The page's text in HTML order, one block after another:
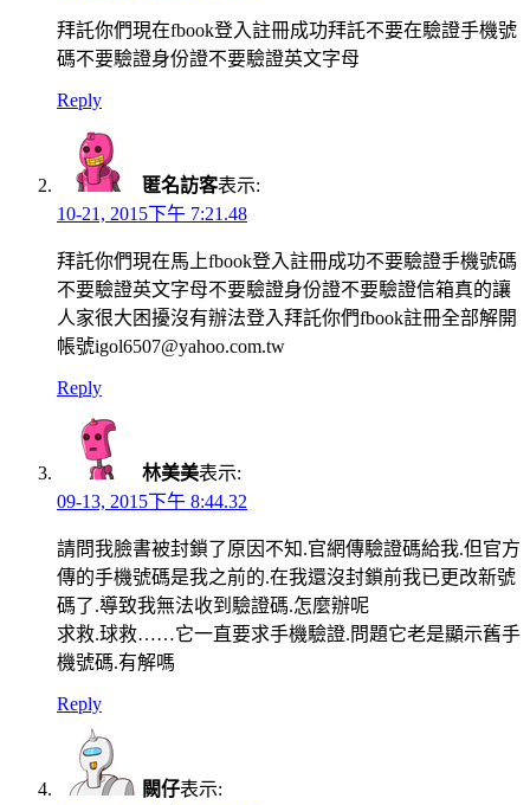
拜託你們現在fbook登入註冊成功拜託不要在驗證手機號
碼不要驗證身份證不要驗證英文字母
Reply
匿名訪客表示:
10-21, 2015下午 7:21.48
拜託你們現在馬上fbook登入註冊成功不要驗證手機號碼
不要驗證英文字母不要驗證身份證不要驗證信箱真的讓
人家很大困擾沒有辦法登入拜託你們fbook註冊全部解開
帳號igol6507@yahoo.com.tw
Reply
林美美表示:
09-13, 2015下午 8:44.32
請問我臉書被封鎖了原因不知.官網傳驗證碼給我.但官方
傳的手機號碼是我之前的.在我還沒封鎖前我已更改新號
碼了.導致我無法收到驗證碼.怎麼辦呢
求救.球救……它一直要求手機驗證.問題它老是顯示舊手
機號碼.有解嗎
Reply
闕仔表示: